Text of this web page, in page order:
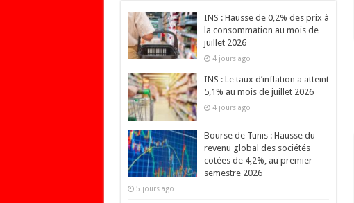
INS : Hausse de 0,2% des prix à
la consommation au mois de
juillet 2026
4 jours ago
INS : Le taux d’inflation a atteint
5,1% au mois de juillet 2026
4 jours ago
Bourse de Tunis : Hausse du
revenu global des sociétés
cotées de 4,2%, au premier
semestre 2026
5 jours ago